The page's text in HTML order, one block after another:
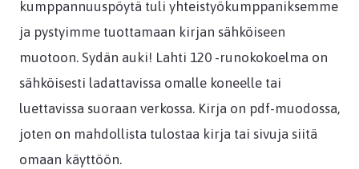
kumppannuuspöytä tuli yhteistyökumppaniksemme
ja pystyimme tuottamaan kirjan sähköiseen
muotoon. Sydän auki! Lahti 120 -runokokoelma on
sähköisesti ladattavissa omalle koneelle tai
luettavissa suoraan verkossa. Kirja on pdf-muodossa,
joten on mahdollista tulostaa kirja tai sivuja siitä
omaan käyttöön.